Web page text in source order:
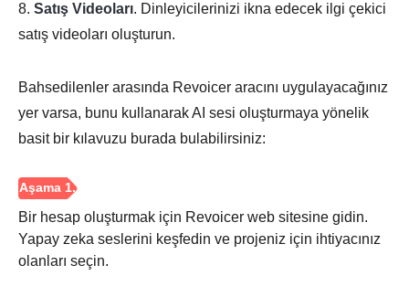
8. Satış Videoları. Dinleyicilerinizi ikna edecek ilgi çekici
satış videoları oluşturun.
Bahsedilenler arasında Revoicer aracını uygulayacağınız
yer varsa, bunu kullanarak AI sesi oluşturmaya yönelik
basit bir kılavuzu burada bulabilirsiniz:
Bir hesap oluşturmak için Revoicer web sitesine gidin.
Yapay zeka seslerini keşfedin ve projeniz için ihtiyacınız
olanları seçin.